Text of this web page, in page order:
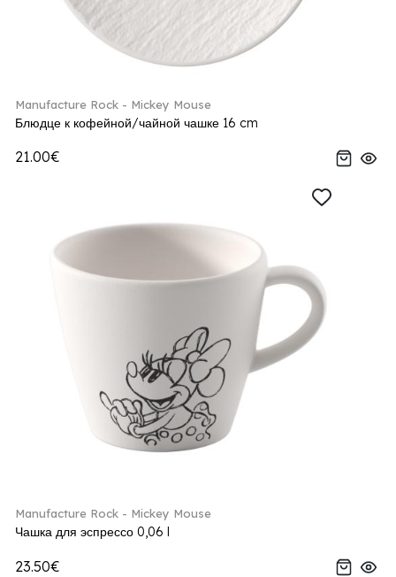
Manufacture Rock - Mickey Mouse
Блюдце к кофейной/чайной чашке 16 cm
21.00€
Manufacture Rock - Mickey Mouse
Чашка для эспрессо 0,06 l
23.50€